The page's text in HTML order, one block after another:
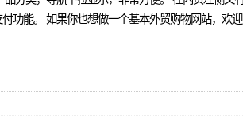
功能。 如果你也想做一个基本外贸购物网站，欢